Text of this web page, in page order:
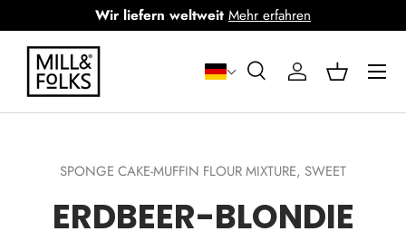
Zum Inhalt springen
Wir liefern weltweit Mehr erfahren
Suchen
SuchenAnmeldung
Korb
Menü
SPONGE CAKE-MUFFIN FLOUR MIXTURE, SWEET
ERDBEER-BLONDIE